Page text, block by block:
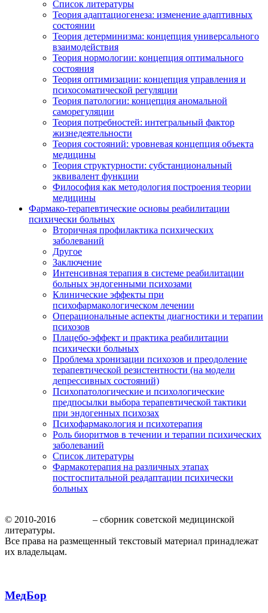
Список литературы
Теория адаптациогенеза: изменение адаптивных
состоянии
Теория детерминизма: концепция универсального
взаимодействия
Теория нормологии: концепция оптимального
состояния
Теория оптимизации: концепция управления и
психосоматической регуляции
Теория патологии: концепция аномальной
саморегуляции
Теория потребностей: интегральный фактор
жизнедеятельности
Теория состояний: уровневая концепция объекта
медицины
Теория структурности: субстанциональный
эквивалент функции
Философия как методология построения теории
медицины
Фармако-терапевтические основы реабилитации
психически больных
Вторичная профилактика психических
заболеваний
Другое
Заключение
Интенсивная терапия в системе реабилитации
больных эндогенными психозами
Клинические эффекты при
психофармакологическом лечении
Операциональные аспекты диагностики и терапии
психозов
Плацебо-эффект и практика реабилитации
психически больных
Проблема хронизации психозов и преодоление
терапевтической резистентности (на модели
депрессивных состояний)
Психопатологические и психологические
предпосылки выбора терапевтической тактики
при эндогенных психозах
Психофармакология и психотерапия
Роль биоритмов в течении и терапии психических
заболеваний
Список литературы
Фармакотерапия на различных этапах
постгоспитальной реадаптации психически
больных
© 2010-2016
– сборник советской медицинской
литературы.
Все права на размещенный текстовый материал принадлежат
их владельцам.
МедБор